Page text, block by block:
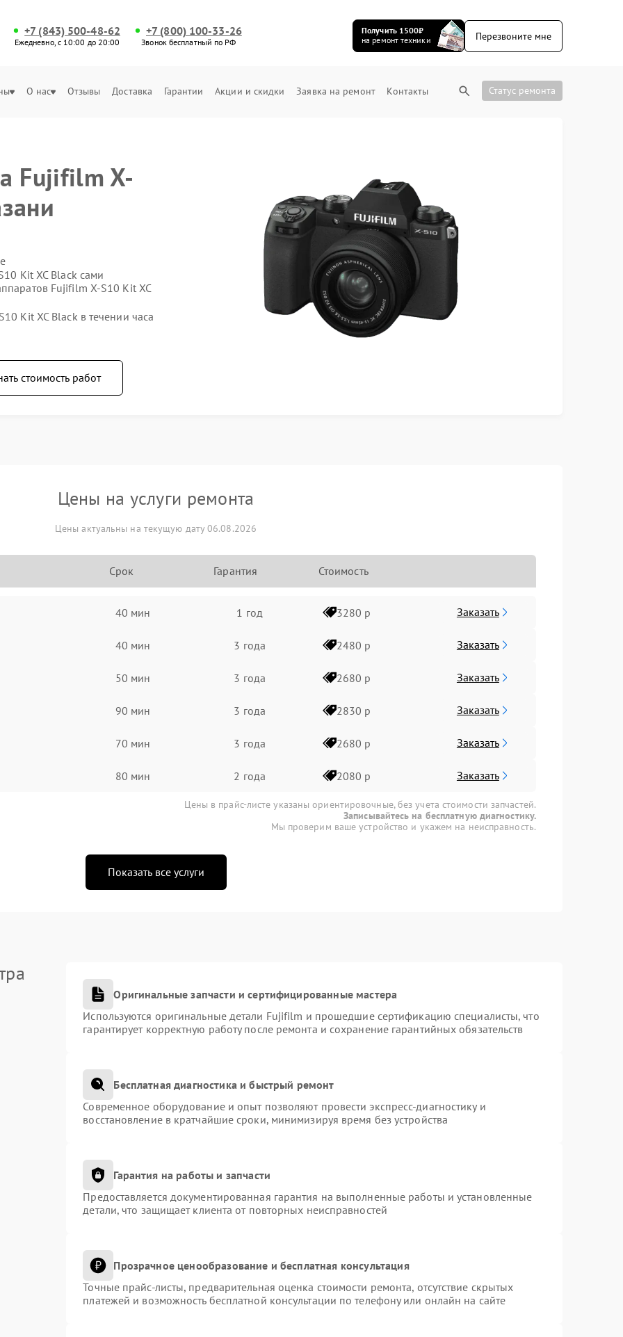
+7 (843) 500-48-62
Ежедневно, с 10:00 до 20:00
+7 (800) 100-33-26
Звонок бесплатный по РФ
Получить 1500₽
на ремонт техники
Перезвоните мне
О нас Отзывы Доставка Гарантии Акции и скидки Заявка на ремонт Контакты Статус ремонта
Fujifilm X-
Kit XC Black сами
Fujifilm X-S10 Kit XC
Kit XC Black в течении часа
стоимость работ
Цены на услуги ремонта
Цены актуальны на текущую дату 06.08.2026
Срок Гарантия Стоимость
40 мин 1 год 3280 р Заказать
40 мин 3 года 2480 р Заказать
50 мин 3 года 2680 р Заказать
90 мин 3 года 2830 р Заказать
70 мин 3 года 2680 р Заказать
80 мин 2 года 2080 р Заказать
Цены в прайс-листе указаны ориентировочные, без учета стоимости запчастей.
Записывайтесь на бесплатную диагностику.
Мы проверим ваше устройство и укажем на неисправность.
Показать все услуги
Оригинальные запчасти и сертифицированные мастера
Используются оригинальные детали Fujifilm и прошедшие сертификацию специалисты, что
гарантирует корректную работу после ремонта и сохранение гарантийных обязательств
Бесплатная диагностика и быстрый ремонт
Современное оборудование и опыт позволяют провести экспресс-диагностику и
восстановление в кратчайшие сроки, минимизируя время без устройства
Гарантия на работы и запчасти
Предоставляется документированная гарантия на выполненные работы и установленные
детали, что защищает клиента от повторных неисправностей
Прозрачное ценообразование и бесплатная консультация
Точные прайс-листы, предварительная оценка стоимости ремонта, отсутствие скрытых
платежей и возможность бесплатной консультации по телефону или онлайн на сайте